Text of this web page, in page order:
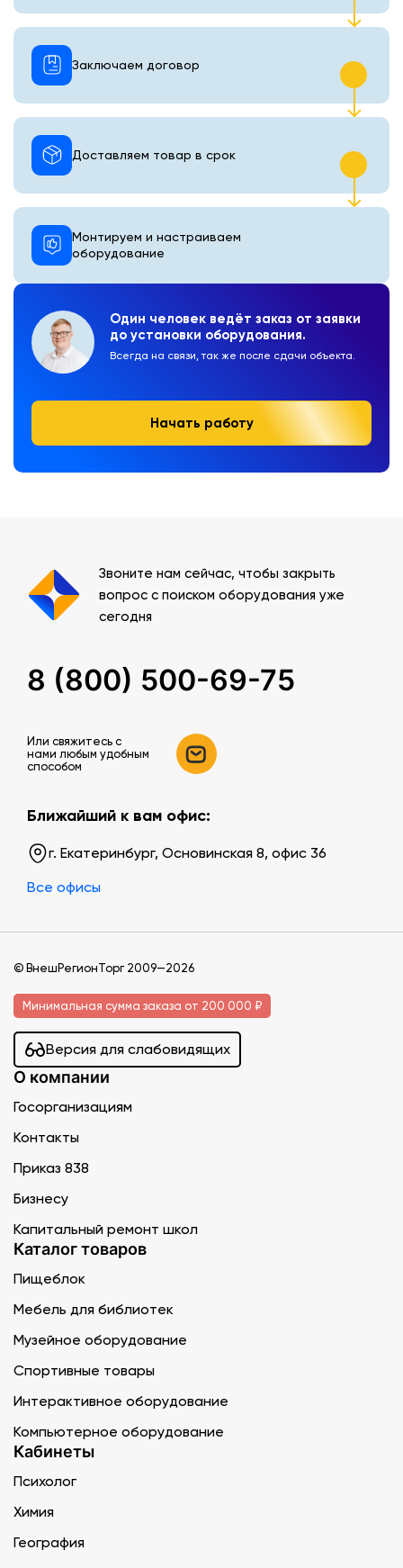
Один человек ведёт заказ от заявки
до установки оборудования.
Всегда на связи, так же после сдачи объекта.
Начать работу
Монтируем и настраиваем
оборудование
Доставляем товар в срок
Заключаем договор
Звоните нам сейчас, чтобы закрыть
вопрос с поиском оборудования уже
сегодня
8 (800) 500-69-75
Или свяжитесь c
нами любым удобным
способом
Ближайший к вам офис:
г. Екатеринбург, Основинская 8, офис 36
Все офисы
© ВнешРегионТорг 2009—2026
Минимальная сумма заказа от 200 000 ₽
Версия для слабовидящих
О компании
Госорганизациям
Контакты
Приказ 838
Бизнесу
Капитальный ремонт школ
Каталог товаров
Пищеблок
Мебель для библиотек
Музейное оборудование
Спортивные товары
Интерактивное оборудование
Компьютерное оборудование
Кабинеты
Психолог
Химия
География